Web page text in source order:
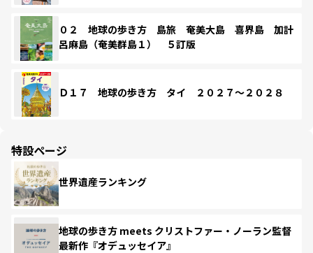
０２ 地球の歩き方 島旅 奄美大島 喜界島 加計
呂麻島（奄美群島１） ５訂版
Ｄ１７ 地球の歩き方 タイ ２０２７～２０２８
特設ページ
世界遺産ランキング
地球の歩き方 meets クリストファー・ノーラン監督
最新作『オデュッセイア』